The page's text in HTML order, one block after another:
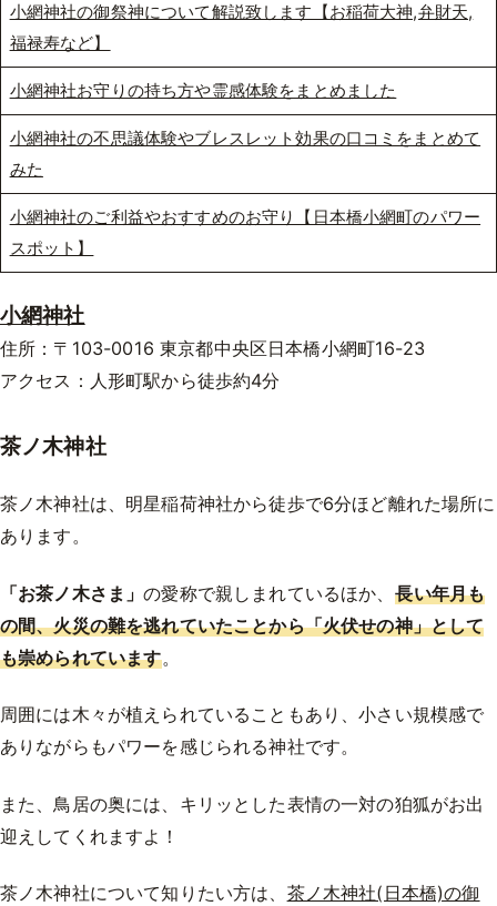
小網神社の御祭神について解説致します【お稲荷大神,弁財天,
福禄寿など】
小網神社お守りの持ち方や霊感体験をまとめました
小網神社の不思議体験やブレスレット効果の口コミをまとめて
みた
小網神社のご利益やおすすめのお守り【日本橋小網町のパワー
スポット】
小網神社
住所：〒103-0016 東京都中央区日本橋小網町16-23
アクセス：人形町駅から徒歩約4分
茶ノ木神社
茶ノ木神社は、明星稲荷神社から徒歩で6分ほど離れた場所に
あります。
「お茶ノ木さま」の愛称で親しまれているほか、 長い年月も
の間、火災の難を逃れていたことから「火伏せの神」として
も崇められています。
周囲には木々が植えられていることもあり、小さい規模感で
ありながらもパワーを感じられる神社です。
また、鳥居の奥には、キリッとした表情の一対の狛狐がお出
迎えしてくれますよ！
茶ノ木神社について知りたい方は、 茶ノ木神社(日本橋)の御